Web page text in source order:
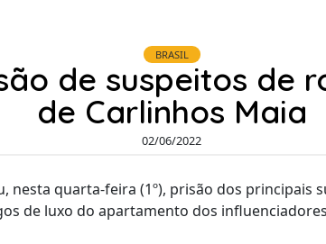
BRASIL
de suspeitos de
de Carlinhos Maia
02/06/2022
nesta quarta-feira (1º), prisão dos principais
de luxo do apartamento dos